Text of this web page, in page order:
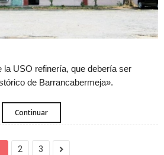
la USO refinería, que debería ser
de Barrancabermeja».
Continuar
2 3